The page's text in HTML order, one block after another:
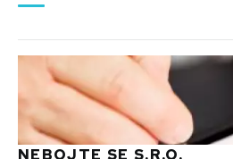
NEBOJTE SE S.R.O.